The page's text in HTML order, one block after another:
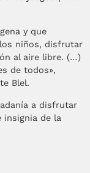
y que
niños, disfrutar
al aire libre. (…)
de todos»,
Blel.
a disfrutar
insignia de la